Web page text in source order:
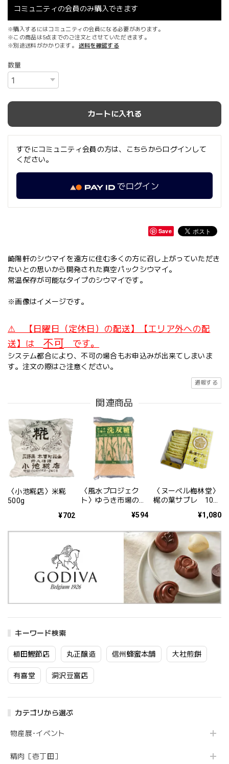
キーワード検索
植田鰹節店 丸正醸造 信州蜂蜜本舗 大社煎餅
有喜堂 洞沢豆富店
カテゴリから選ぶ
物産展･イベント
精肉［壱丁田］
コミュニティの会員のみ購入できます
※購入するにはコミュニティの会員になる必要があります。
※この商品は5点までのご注文とさせていただきます。
※別途送料がかかります。
送料を確認する
数量
カートに入れる
すでにコミュニティ会員の方は、こちらからログインして
ください。
でログイン
Save
崎陽軒のシウマイを遠方に住む多くの方に召し上がっていただき
たいとの思いから開発された真空パックシウマイ。
常温保存が可能なタイプのシウマイです。
※画像はイメージです。
⚠ 【日曜日（定休日）の配送】【エリア外への配
送】は 不可 です。
システム都合により、不可の場合もお申込みが出来てしまいま
す。注文の際はご注意ください。
通報する
関連商品
〈小池糀店〉米糀
500g
¥702
〈風水プロジェク
ト〉ゆうき市場の洗
¥594
〈ヌーベル梅林堂〉
梶の葉サブレ 10枚
¥1,080